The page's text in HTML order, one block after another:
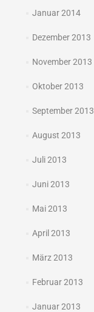
Januar 2014
Dezember 2013
November 2013
Oktober 2013
September 2013
August 2013
Juli 2013
Juni 2013
Mai 2013
April 2013
März 2013
Februar 2013
Januar 2013